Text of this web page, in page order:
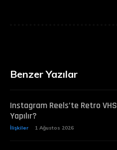
Benzer Yazılar
Instagram Reels’te Retro
Yapılır?
İlişkiler 1 Ağustos 2026